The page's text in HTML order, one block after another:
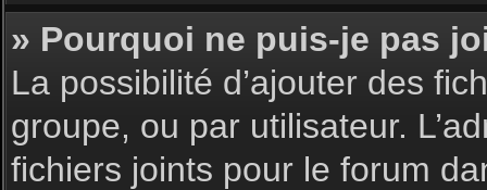
» Pourquoi ne puis-je pas
La possibilité d’ajouter des
groupe, ou par utilisateur.
fichiers joints pour le forum